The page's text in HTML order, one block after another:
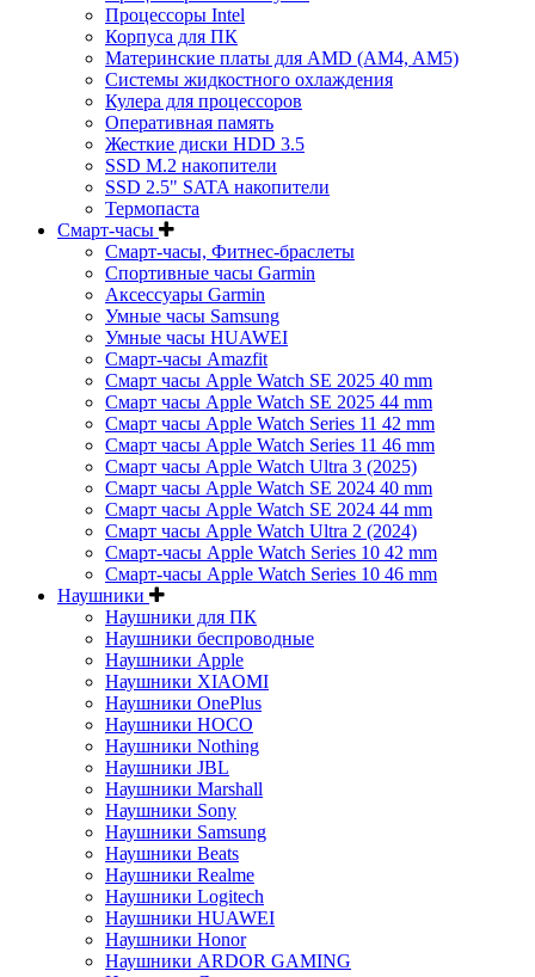
Процессоры Intel
Корпуса для ПК
Материнские платы для AMD (AM4, AM5)
Системы жидкостного охлаждения
Кулера для процессоров
Оперативная память
Жесткие диски HDD 3.5
SSD M.2 накопители
SSD 2.5" SATA накопители
Термопаста
Смарт-часы
Смарт-часы, Фитнес-браслеты
Спортивные часы Garmin
Аксессуары Garmin
Умные часы Samsung
Умные часы HUAWEI
Смарт-часы Amazfit
Смарт часы Apple Watch SE 2025 40 mm
Смарт часы Apple Watch SE 2025 44 mm
Смарт часы Apple Watch Series 11 42 mm
Смарт часы Apple Watch Series 11 46 mm
Смарт часы Apple Watch Ultra 3 (2025)
Смарт часы Apple Watch SE 2024 40 mm
Смарт часы Apple Watch SE 2024 44 mm
Смарт часы Apple Watch Ultra 2 (2024)
Смарт-часы Apple Watch Series 10 42 mm
Смарт-часы Apple Watch Series 10 46 mm
Наушники
Наушники для ПК
Наушники беспроводные
Наушники Apple
Наушники XIAOMI
Наушники OnePlus
Наушники HOCO
Наушники Nothing
Наушники JBL
Наушники Marshall
Наушники Sony
Наушники Samsung
Наушники Beats
Наушники Realme
Наушники Logitech
Наушники HUAWEI
Наушники Honor
Наушники ARDOR GAMING